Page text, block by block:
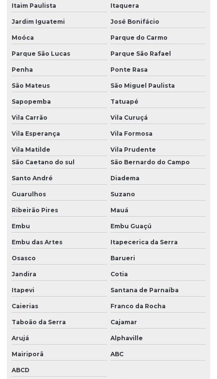
Manutenção de bomba de infusão me11
Manutenção de bomba de infusão me11 em são paulo
Manutenção de bomba de infusão me11 em sp
Manutenção de bomba de infusão mi20
Manutenção de bomba de infusão mi20 em são paulo
Manutenção de bomba de infusão mi20 em sp
Manutenção de bomba de infusão mi23
Manutenção de bomba de infusão mi23 em são paulo
Manutenção bomba de seringa mdk ms31
Manutenção bomba de seringa mdk ms56
Manutenção de bomba de seringa ms31
Manutenção de bomba de seringa ms31 em são paulo
Manutenção de bomba de seringa ms31 em sp
Manutenção de bomba de seringa ms56
Manutenção de bomba de seringa ms56 em são paulo
Manutenção de bomba de seringa ms56 em sp
Manutenção de equipamentos médicos
Manutenção hospitalar
Manutenção preditiva de parque tecnológico
Manutenção preventiva de equipamentos médicos
Itaim Paulista Itaquera
Jardim Iguatemi José Bonifácio
Moóca Parque do Carmo
Parque São Lucas Parque São Rafael
Penha Ponte Rasa
São Mateus São Miguel Paulista
Sapopemba Tatuapé
Vila Carrão Vila Curuçá
Vila Esperança Vila Formosa
Vila Matilde
Vila Prudente
São Caetano do sul
São Bernardo do Campo
Santo André Diadema
Guarulhos Suzano
Ribeirão Pires Mauá
Embu Embu Guaçú
Embu das Artes Itapecerica da Serra
Osasco Barueri
Jandira Cotia
Itapevi Santana de Parnaíba
Caierias Franco da Rocha
Taboão da Serra Cajamar
Arujá Alphaville
Mairiporã ABC
ABCD